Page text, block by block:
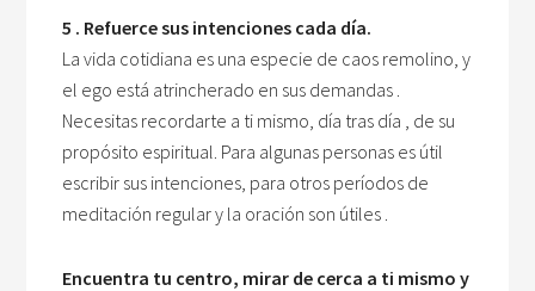
5 . Refuerce sus intenciones cada día.
La vida cotidiana es una especie de caos remolino, y
el ego está atrincherado en sus demandas .
Necesitas recordarte a ti mismo, día tras día , de su
propósito espiritual. Para algunas personas es útil
escribir sus intenciones, para otros períodos de
meditación regular y la oración son útiles .
Encuentra tu centro, mirar de cerca a ti mismo y